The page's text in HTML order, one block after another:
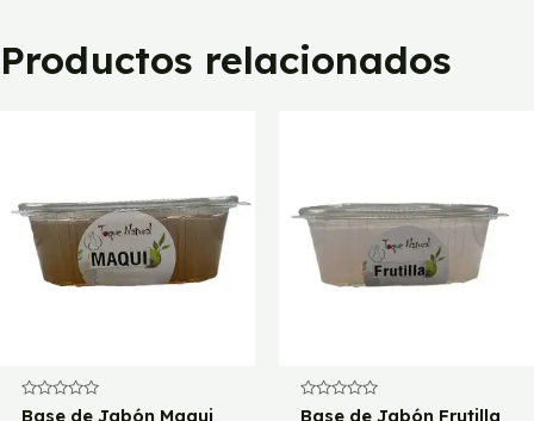
Productos relacionados
Valorado
Base de Jabón Maqui
Valorado
Base de Jabón Frutilla